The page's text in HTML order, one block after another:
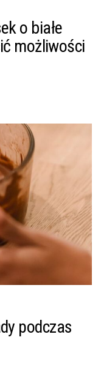
o białe
możliwości
podczas